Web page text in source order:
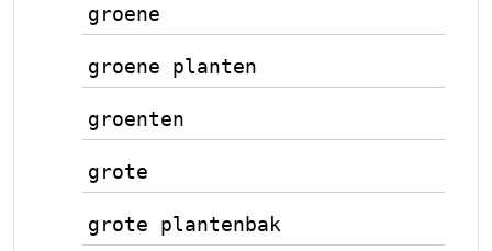
groene
groene planten
groenten
grote
grote plantenbak